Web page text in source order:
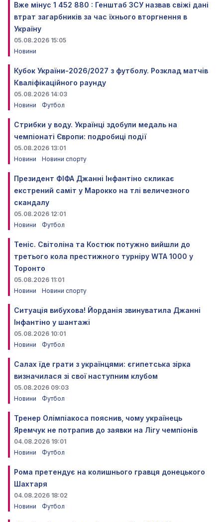
Вже мінус 1 452 880 : Генштаб ЗСУ назвав свіжі дані
втрат загарбників за час їхнього вторгнення в
Україну
05.08.2026 15:05
Новини
Кубок України-2026/2027 з футболу. Розклад матчів
Кваліфікаційного раунду
05.08.2026 14:03
Новини
Футбол
Стрибки у воду. Українці здобули медаль на
чемпіонаті Європи: подробиці події
05.08.2026 13:01
Новини
Новини спорту
Президент ФІФА Джанні Інфантіно скликає
екстрений саміт у Марокко на тлі величезного
скандалу
05.08.2026 12:01
Новини
Футбол
Теніс. Світоліна та Костюк потужно вийшли до
третього кола престижного турніру WTA 1000 у
Торонто
05.08.2026 11:01
Новини
Новини спорту
Ситуація вибухова! Йорданія звинуватила Джанні
Інфантіно у шантажі
05.08.2026 10:01
Новини
Футбол
Салах їде грати з українцями: єгипетська зірка
визначилася зі свої наступним клубом
05.08.2026 09:03
Новини
Футбол
Тренер Олімпіакоса пояснив, чому українець
Яремчук не потрапив до заявки на Лігу чемпіонів
04.08.2026 19:01
Новини
Футбол
Рома претендує на колишнього гравця донецького
Шахтаря
04.08.2026 18:02
Новини
Футбол